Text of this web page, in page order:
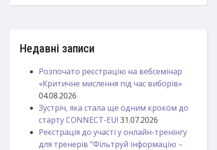
Недавні записи
Розпочато реєстрацію на вебсемінар
«Критичне мислення під час виборів»
04.08.2026
Зустріч, яка стала ще одним кроком до
старту CONNECT-EU! 31.07.2026
Реєстрація до участі у онлайн-тренінгу
для тренерів “Фільтруй інформацію –